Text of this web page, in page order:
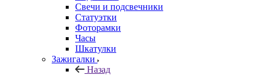
Свечи и подсвечники
Статуэтки
Фоторамки
Часы
Шкатулки
Зажигалки
Назад